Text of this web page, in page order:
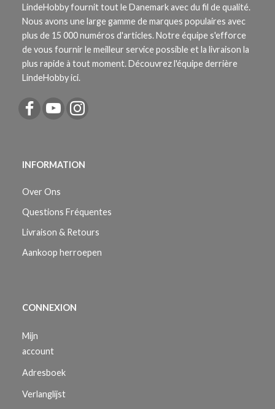
LindeHobby fournit tout le Danemark avec du fil de qualité.
Nous avons une large gamme de marques populaires avec
plus de 15 000 numéros d'articles. Notre équipe s'efforce
de vous fournir le meilleur service possible et la livraison la
plus rapide à tout moment. Découvrez l'équipe derrière
LindeHobby ici.
INFORMATION
Over Ons
Questions Fréquentes
Livraison & Retours
Aankoop herroepen
CONNEXION
Mijn
account
Adresboek
Verlanglijst